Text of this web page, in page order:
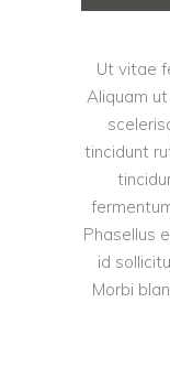
Ut vitae
Aliquam
tincidunt
Phasellus
id
Morbi